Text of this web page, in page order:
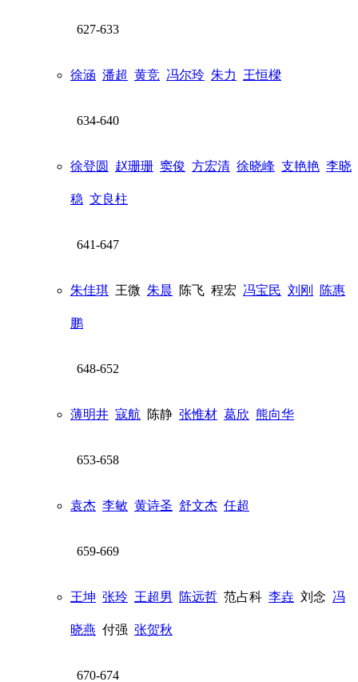
627-633
徐涵 潘超 黄竞 冯尔玲 朱力 王恒樑
634-640
徐登圆 赵珊珊 窦俊 方宏清 徐晓峰 支艳艳 李晓
稳 文良柱
641-647
朱佳琪 王微 朱晨 陈飞 程宏 冯宝民 刘刚 陈惠
鹏
648-652
薄明井 寇航 陈静 张惟材 葛欣 熊向华
653-658
袁杰 李敏 黄诗圣 舒文杰 任超
659-669
王坤 张玲 王超男 陈远哲 范占科 李垚 刘念 冯
晓燕 付强 张贺秋
670-674